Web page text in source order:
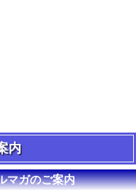
内
マガのご案内